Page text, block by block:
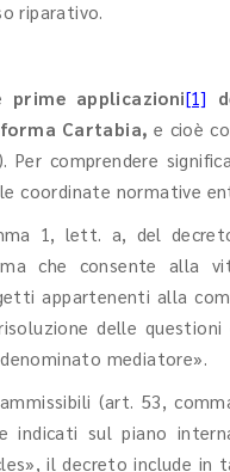
riparativo.
prime applicazioni[1]
Cartabia, e cioè
Per comprendere
coordinate normative
1, lett. a, del
che consente alla
appartenenti alla
delle
mediatore».
(art. 53,
indicati sul piano
il decreto include